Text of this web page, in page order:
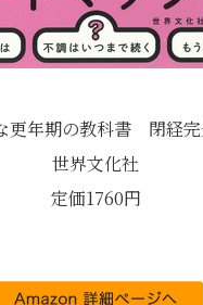
更年期の教科書 閉経完
世界文化社
定価1760円